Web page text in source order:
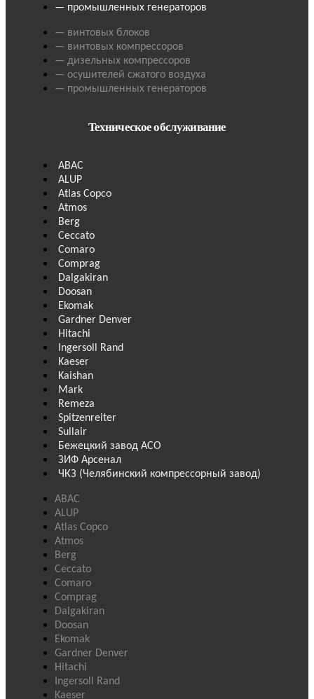
— промышленных генераторов
— винтовых блоков
— винтовых компрессоров
— дизельных компрессоров
— осушителей сжатого воздуха
— промышленных генераторов
Техническое обслуживание
ABAC
ALUP
Atlas Copco
Atmos
Berg
Ceccato
Comaro
Comprag
Dalgakiran
Doosan
Ekomak
Gardner Denver
Hitachi
Ingersoll Rand
Kaeser
Kaishan
Mark
Remeza
Spitzenreiter
Sullair
Бежецкий завод АСО
ЗИФ Арсенал
ЧКЗ (Челябинский компрессорный завод)
ABAC
ALUP
Atlas Copco
Atmos
Berg
Ceccato
Comaro
Comprag
Dalgakiran
Doosan
Ekomak
Gardner Denver
Hitachi
Ingersoll Rand
Kaeser